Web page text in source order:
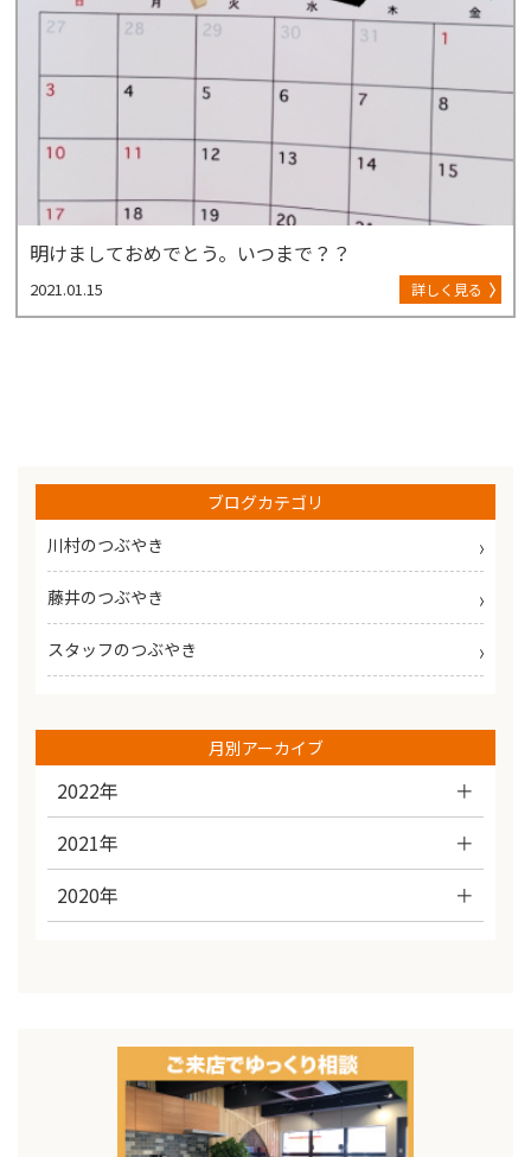
明けましておめでとう。いつまで？？
2021.01.15 詳しく見る
ブログカテゴリ
川村のつぶやき
藤井のつぶやき
スタッフのつぶやき
月別アーカイブ
2022年
2021年
2020年